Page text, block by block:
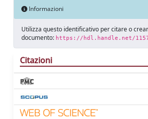
Informazioni
Utilizza questo identificativo per citare o
documento: https://hdl.handle.net/
Citazioni